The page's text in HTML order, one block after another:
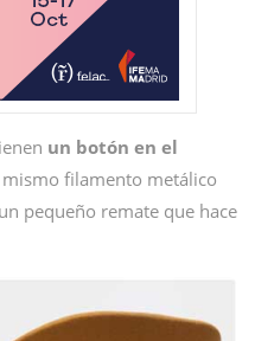
un botón en el
filamento metálico
pequeño remate que hace